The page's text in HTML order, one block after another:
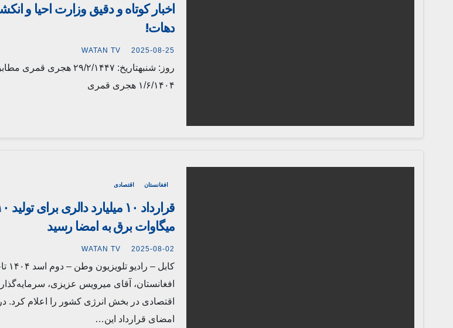
اخبار کوتاه و دقیق وزارت احیا و
دهات!
2025-08-25
WATAN TV
روز: شنبهتاریخ: ۲۹/۲/۱۴۴۷ هجری قمری
۱/۶/۱۴۰۴ هجری قمری
افغانستان اقتصادی
میگاوات برق به امضا رسید
2025-08-02
WATAN TV
کابل –
افغانستان، آقای میرویس عزیزی،
اقتصادی در بخش انرژی کشور را اعلام کرد.
امضای قرارداد این…